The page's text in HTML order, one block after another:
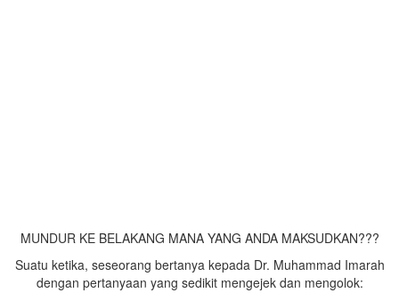
MUNDUR KE BELAKANG MANA YANG ANDA MAKSUDKAN???
Suatu ketika, seseorang bertanya kepada Dr. Muhammad Imarah
dengan pertanyaan yang sedikit mengejek dan mengolok: